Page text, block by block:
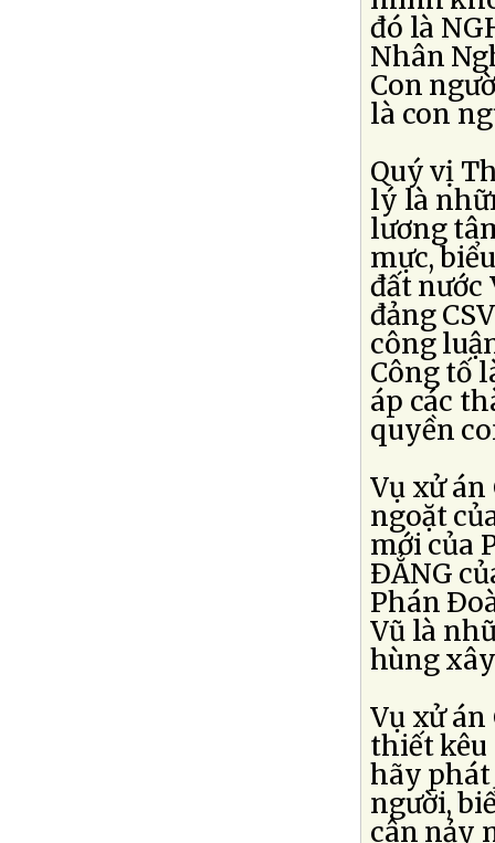
đó là
Nhân
Con
là con
Quý vị
lý là
lương
mực,
đất nước
đảng
công
Công tố
áp các
quyền
Vụ xử án
ngoặt
mới của
ÐẲNG
Phán
Vũ là
hùng
Vụ xử án
thiết kêu
hãy phát
người,
cân nảy